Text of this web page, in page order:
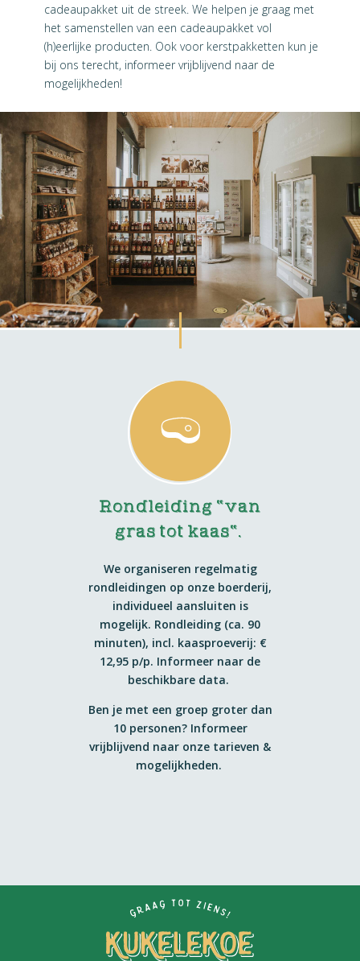
cadeaupakket uit de streek. We helpen je graag met
het samenstellen van een cadeaupakket vol
(h)eerlijke producten. Ook voor kerstpakketten kun je
bij ons terecht, informeer vrijblijvend naar de
mogelijkheden!
Rondleiding "van
gras tot kaas".
We organiseren regelmatig
rondleidingen op onze boerderij,
individueel aansluiten is
mogelijk. Rondleiding (ca. 90
minuten), incl. kaasproeverij: €
12,95 p/p. Informeer naar de
beschikbare data.
Ben je met een groep groter dan
10 personen? Informeer
vrijblijvend naar onze tarieven &
mogelijkheden.